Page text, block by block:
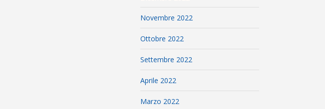
Novembre 2022
Ottobre 2022
Settembre 2022
Aprile 2022
Marzo 2022